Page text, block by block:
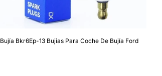
Bujía Bkr6Ep-13 Bujias Para Coche De Bujía Ford